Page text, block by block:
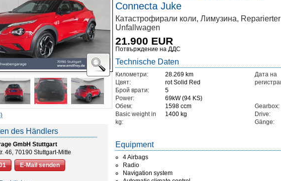
des Händlers
GmbH Stuttgart
46, 70190 Stuttgart-Mitte
E-Mail senden
Connecta Juke
Катастрофирали коли, Лимузина, Reparierter
Unfallwagen
21.900 EUR
Потвърждение на ДДС
Technische Daten
Километри:
28.269 km
Цвят:
rot Solid Red
Брой врати:
5
Power:
69kW (94 KS)
Обем:
1598 ccm
Basic weight in
kg:
1400 kg
Дата на
Gearbox:
Drive:
Gänge:
Equipment
4 Airbags
Radio
Navigation system